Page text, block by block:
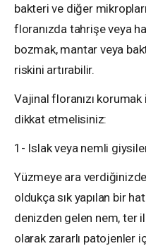
bakteri ve diğer
floranızda tahrişe veya
bozmak, mantar veya
riskini artırabilir.
Vajinal floranızı
dikkat etmelisiniz:
1- Islak veya nemli
Yüzmeye ara
oldukça sık yapılan bir
denizden gelen nem, ter
olarak zararlı patojenler